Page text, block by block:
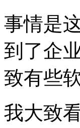
事情是
到了企
致有些
我大致